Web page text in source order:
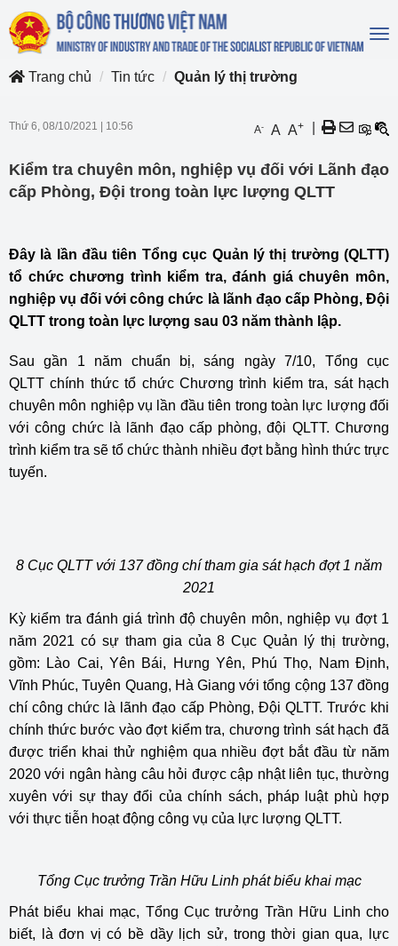
Trang chủ
Tin tức Quản lý thị trường
Thứ 6, 08/10/2021 10:56 A- A A+
Kiểm tra chuyên môn, nghiệp vụ đối với Lãnh đạo
cấp Phòng, Đội trong toàn lực lượng QLTT
Đây là lần đầu tiên Tổng cục Quản lý thị trường (QLTT)
tổ chức chương trình kiểm tra, đánh giá chuyên môn,
nghiệp vụ đối với công chức là lãnh đạo cấp Phòng, Đội
QLTT trong toàn lực lượng sau 03 năm thành lập.
Sau gần 1 năm chuẩn bị, sáng ngày 7/10, Tổng cục
QLTT chính thức tổ chức Chương trình kiểm tra, sát hạch
chuyên môn nghiệp vụ lần đầu tiên trong toàn lực lượng đối
với công chức là lãnh đạo cấp phòng, đội QLTT. Chương
trình kiểm tra sẽ tổ chức thành nhiều đợt bằng hình thức trực
tuyến.
8 Cục QLTT với 137 đồng chí tham gia sát hạch đợt 1 năm
2021
Kỳ kiểm tra đánh giá trình độ chuyên môn, nghiệp vụ đợt 1
năm 2021 có sự tham gia của 8 Cục Quản lý thị trường,
gồm: Lào Cai, Yên Bái, Hưng Yên, Phú Thọ, Nam Định,
Vĩnh Phúc, Tuyên Quang, Hà Giang với tổng cộng 137 đồng
chí công chức là lãnh đạo cấp Phòng, Đội QLTT. Trước khi
chính thức bước vào đợt kiểm tra, chương trình sát hạch đã
được triển khai thử nghiệm qua nhiều đợt bắt đầu từ năm
2020 với ngân hàng câu hỏi được cập nhật liên tục, thường
xuyên với sự thay đổi của chính sách, pháp luật phù hợp
với thực tiễn hoạt động công vụ của lực lượng QLTT.
Tổng Cục trưởng Trần Hữu Linh phát biểu khai mạc
Phát biểu khai mạc, Tổng Cục trưởng Trần Hữu Linh cho
biết, là đơn vị có bề dầy lịch sử, trong thời gian qua, lực